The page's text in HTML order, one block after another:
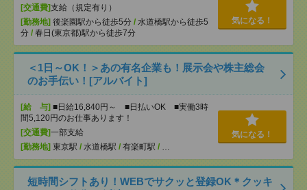
[交通費]支給（規定有り）
[勤務地] 後楽園駅から徒歩5分 / 水道橋駅から徒歩5
分 / 春日(東京都)駅から徒歩7分
気になる！
＜1日～OK！＞あの有名企業も！展示会や株主総会
のお手伝い！[アルバイト]
[給 与] ■日給16,840円～ ■日払いOK ■実働3時
間5,120円のお仕事あります！
[交通費]一部支給
[勤務地] 東京駅 / 水道橋駅 / 有楽町駅 / …
気になる！
短時間シフトあり！WEBでサクッと登録OK＊クッキ